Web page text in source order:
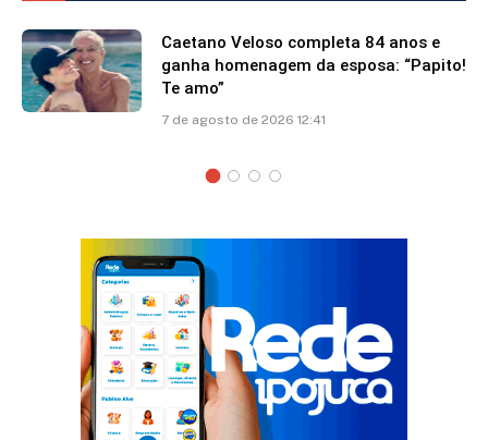
Caetano Veloso completa 84 anos e
ganha homenagem da esposa: “Papito!
Te amo”
7 de agosto de 2026 12:41